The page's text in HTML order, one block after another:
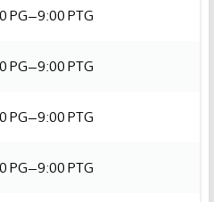
PG–9:00 PTG
PG–9:00 PTG
PG–9:00 PTG
PG–9:00 PTG